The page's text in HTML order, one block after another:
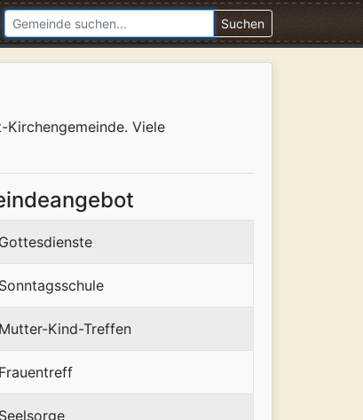
Suchen
Kirchengemeinde. Viele
Gottesdienste
Sonntagsschule
Mutter-Kind-Treffen
Frauentreff
Seelsorge